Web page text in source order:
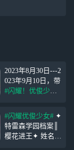
2023年8月30日---2
023年9月10日，带
#闪耀！优俊少女#
想，有机会获得丰
厚奖励哦~ 参与方
式：带#闪耀！优
俊少女 公测#话
#闪耀优俊少女#
特雷森学园档案║
樱花进王✦ 姓名--